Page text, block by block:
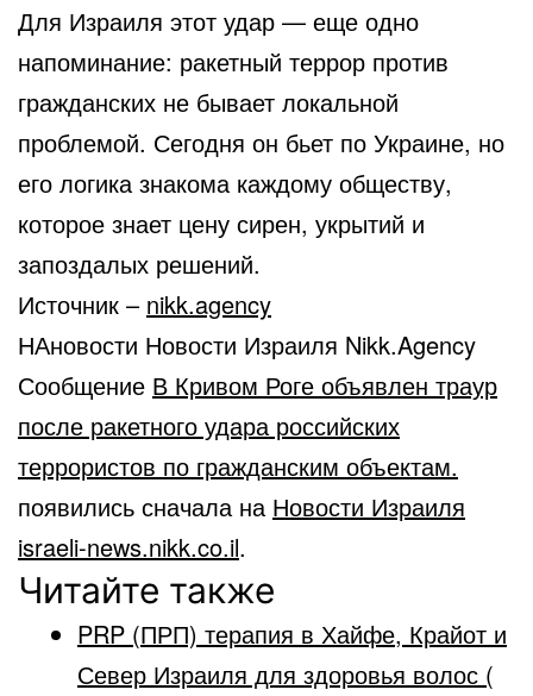
Для Израиля этот удар — еще одно
напоминание: ракетный террор против
гражданских не бывает локальной
проблемой. Сегодня он бьет по Украине, но
его логика знакома каждому обществу,
которое знает цену сирен, укрытий и
запоздалых решений.
Источник – nikk.agency
НАновости Новости Израиля Nikk.Agency
Сообщение В Кривом Роге объявлен траур
после ракетного удара российских
террористов по гражданским объектам.
появились сначала на Новости Израиля
israeli-news.nikk.co.il.
Читайте также
PRP (ПРП) терапия в Хайфе, Крайот и
Север Израиля для здоровья волос (